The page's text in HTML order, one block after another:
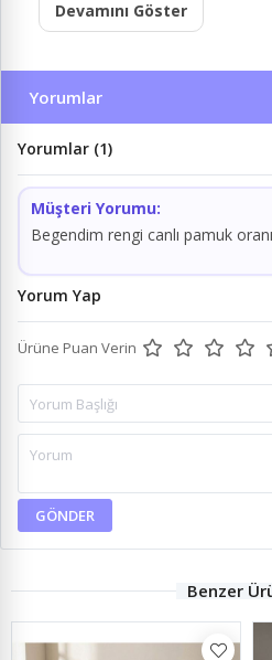
Devamını Göster
Yorumlar
Yorumlar (1)
Müşteri Yorumu:
Begendim rengi canlı pamuk
Yorum Yap
Ürüne Puan Verin
GÖNDER
Benzer